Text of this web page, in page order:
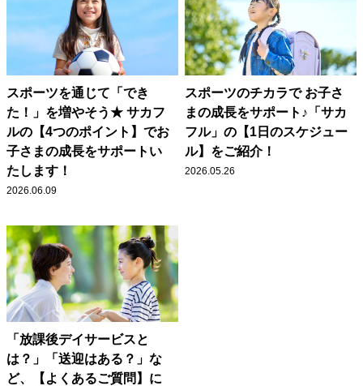
スポーツを通じて「でき
た！」を増やそう★ サカフ
ルの【4つのポイント】でお
子さまの成長をサポートい
たします！
2026.06.09
スポーツのチカラで お子さ
まの成長をサポート♪「サカ
フル」の【1日のスケジュー
ル】をご紹介！
2026.05.26
「放課後デイサービスと
は？」「送迎はある？」な
ど、【よくあるご質問】に